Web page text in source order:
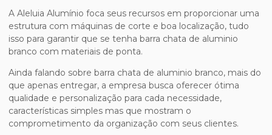
A Aleluia Alumínio foca seus recursos em proporcionar uma
estrutura com máquinas de corte e boa localização, tudo
isso para garantir que se tenha barra chata de aluminio
branco com materiais de ponta.
Ainda falando sobre barra chata de aluminio branco, mais do
que apenas entregar, a empresa busca oferecer ótima
qualidade e personalização para cada necessidade,
características simples mas que mostram o
comprometimento da organização com seus clientes.